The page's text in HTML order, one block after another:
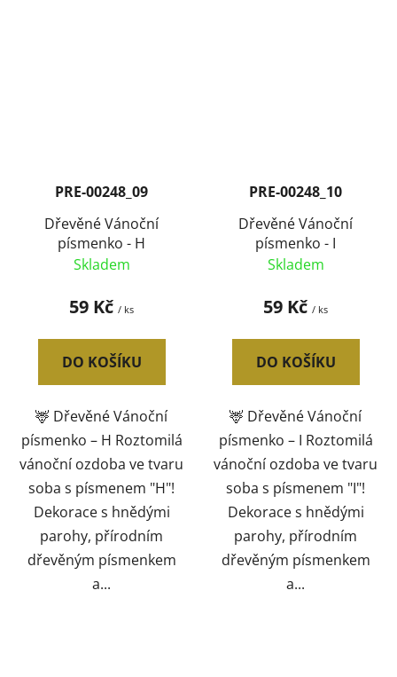
PRE-00248_09
Dřevěné Vánoční
písmenko - H
Skladem
59 Kč / ks
DO KOŠÍKU
🦌 Dřevěné Vánoční
písmenko – H Roztomilá
vánoční ozdoba ve tvaru
soba s písmenem "H"!
Dekorace s hnědými
parohy, přírodním
dřevěným písmenkem
a...
PRE-00248_10
Dřevěné Vánoční
písmenko - I
Skladem
59 Kč / ks
DO KOŠÍKU
🦌 Dřevěné Vánoční
písmenko – I Roztomilá
vánoční ozdoba ve tvaru
soba s písmenem "I"!
Dekorace s hnědými
parohy, přírodním
dřevěným písmenkem
a...